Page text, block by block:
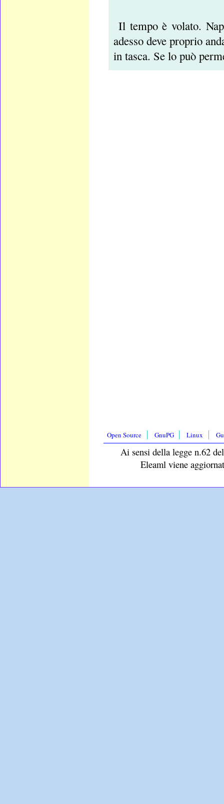
Il tempo è volato.
adesso deve proprio
in tasca. Se lo può
Open Source GnuPG Linux
Ai sensi della legge n.62
Eleaml viene